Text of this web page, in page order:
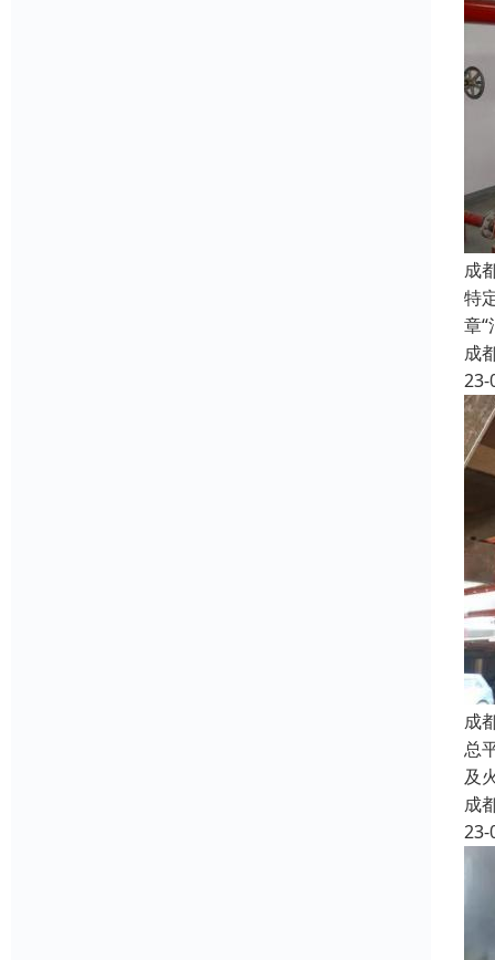
成
特
章
成
23-
成
总
及
成
23-